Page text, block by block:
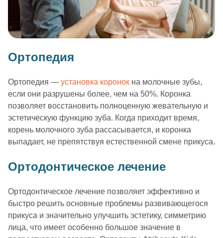
Ортопедия
Ортопедия — установка коронок на молочные зубы,
если они разрушены более, чем на 50%. Коронка
позволяет восстановить полноценную жевательную и
эстетическую функцию зуба. Когда приходит время,
корень молочного зуба рассасывается, и коронка
выпадает, не препятствуя естественной смене прикуса.
Ортодонтическое лечение
Ортодонтическое лечение позволяет эффективно и
быстро решить основные проблемы развивающегося
прикуса и значительно улучшить эстетику, симметрию
лица, что имеет особенно большое значение в